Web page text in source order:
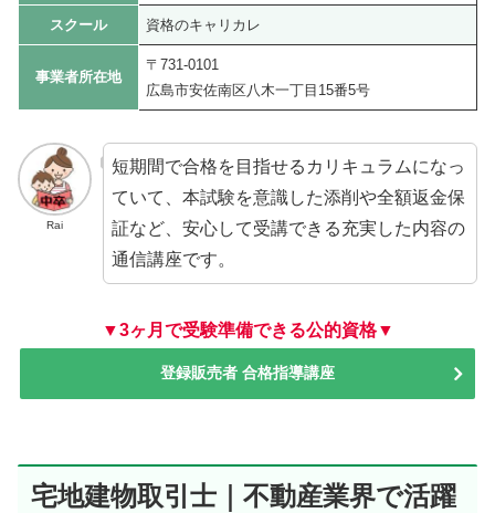
スクール 資格のキャリカレ
事業者所在地
〒731-0101
広島市安佐南区八木一丁目15番5号
Rai
短期間で合格を目指せるカリキュラムになっ
ていて、本試験を意識した添削や全額返金保
証など、安心して受講できる充実した内容の
通信講座です。
▼3ヶ月で受験準備できる公的資格▼
登録販売者 合格指導講座
宅地建物取引士｜不動産業界で活躍